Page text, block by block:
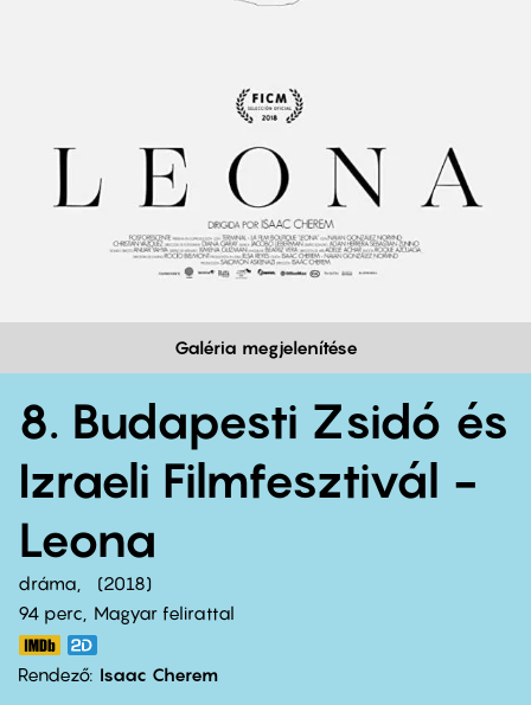
Galéria megjelenítése
8. Budapesti Zsidó és
Izraeli Filmfesztivál -
Leona
dráma
2018
94 perc,
Magyar felirattal
Rendező Isaac Cherem